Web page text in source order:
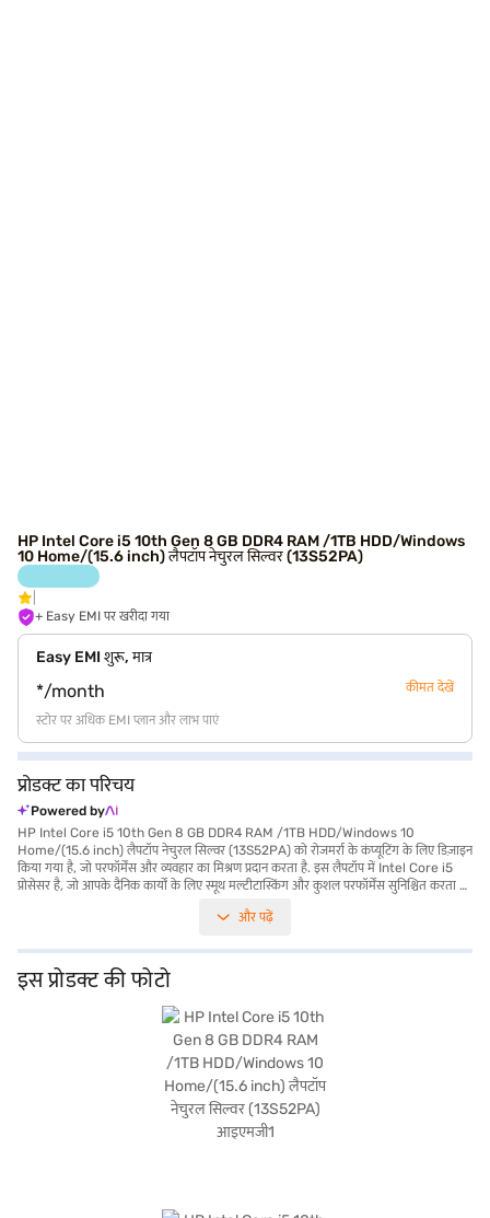
HP Intel Core i5 10th Gen 8 GB DDR4 RAM /1TB HDD/Windows
10 Home/(15.6 inch) लैपटॉप नेचुरल सिल्वर (13S52PA)
+ Easy EMI पर खरीदा गया
Easy EMI शुरू, मात्र
*/month कीमत देखें
स्टोर पर अधिक EMI प्लान और लाभ पाएं
प्रोडक्ट का परिचय
Powered by
HP Intel Core i5 10th Gen 8 GB DDR4 RAM /1TB HDD/Windows 10
Home/(15.6 inch) लैपटॉप नेचुरल सिल्वर (13S52PA) को रोजमर्रा के कंप्यूटिंग के लिए डिज़ाइन
किया गया है, जो परफॉर्मेंस और व्यवहार का मिश्रण प्रदान करता है. इस लैपटॉप में Intel Core i5
प्रोसेसर है, जो आपके दैनिक कार्यों के लिए स्मूथ मल्टीटास्किंग और कुशल परफॉर्मेंस सुनिश्चित करता है.
को हैंडल कर सकते हैं. 1TB HDD आपकी फाइलों, डॉक्यूमेंट और मीडिया के लिए पर्याप्त स्टोरेज स्पेस
डॉक्यूमेंट पर काम कर रहे हों या वीडियो स्ट्रीमिंग कर रहे हों. 1.2 किलोग्राम या उससे कम वजन वाला
यह लैपटॉप पोर्टेबल और साथ में ले जाना आसान है, जिससे यह कभी भी छात्रों और प्रोफेशनल के लिए
उपयुक्त हो जाता है. Windows 10 होम ऑपरेटिंग सिस्टम एक परिचित और यूज़र-फ्रेंडली इंटरफेस
प्रदान करता है. यह लैपटॉप उन लोगों के लिए एक अच्छा विकल्प है जो काम और मनोरंजन के लिए एक
भरोसेमंद और बजट-फ्रेंडली मशीन चाहते हैं. खरीदारी करने के लिए बजाज फाइनेंस पर विकल्पों के बारे
में जानें या पार्टनर स्टोर पर जाएं और Easy EMIs का लाभ उठाएं.
और पढ़ें
इस प्रोडक्ट की फोटो